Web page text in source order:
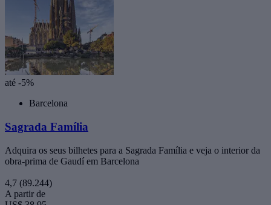
até -5%
Barcelona
Sagrada Família
Adquira os seus bilhetes para a Sagrada Família e veja o interior da
obra-prima de Gaudí em Barcelona
4,7 (89.244)
A partir de